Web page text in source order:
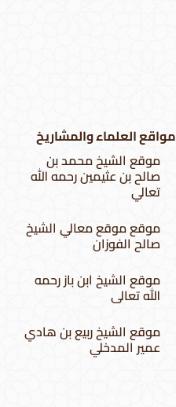
مواقع العلماء والمشاريخ
موقع الشيخ محمد بن
صالح بن عثيمين رحمه الله
تعالي
موقع موقع معالي الشيخ
صالح الفوزان
موقع الشيخ ابن باز رحمه
الله تعالى
موقع الشيخ ربيع بن هادي
عمير المدخلي